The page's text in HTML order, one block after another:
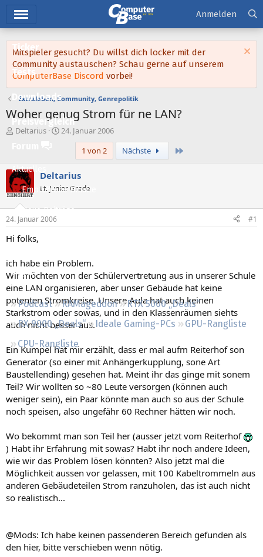
Ticker
Tests
Downloads
Preisvergleich
Aktuelles
Empfohlene Inhalte
Neue Beiträge
Regeln
Podcast RAMageddon
RTX 5000 „Deals“
RX 9000 „Deals“
Ideale Gaming-PCs
GPU-Rangliste
CPU-Rangliste
Anmelden
Mitspieler gesucht? Du willst dich locker mit der
Community austauschen? Schau gerne auf unserem
ComputerBase Discord vorbei!
Extraleben, Community, Genrepolitik
Woher genug Strom für ne LAN?
E
e
l
l
e
Deltarius
E
e
l
m
24. Januar 2006
1 von 2
Nächste
Deltarius
Lt. Junior Grade
24. Januar 2006 #1
Hi folks,
ich habe ein Problem.
Wir möchten von der Schülervertretung aus in unserer Schule
eine LAN organisieren, aber unser Gebäude hat keine
potenten Stromkreise. Unsere Aula hat auch keinen
Starkstrom oder sowas, und in den Klassenräumen siehts
auch nicht besser aus.
Ein Kumpel hat mir erzählt, dass er mal aufm Reiterhof son
Generator (so einer mit Anhängerkupplung, sone Art
Baustellending) gesehen hat. Meint ihr das ginge mit sonem
Teil? Wir wollten so ~80 Leute versorgen (können auch
weniger sein), ein Paar könnte man auch so aus der Schule
noch speisen, also ungefähr 60 Rechner hätten wir noch.
Wo bekommt man son Teil her (ausser jetzt vom Reiterhof
) Habt ihr Erfahrung mit sowas? Habt ihr noch andere Ideen,
wie wir das Problem lösen könnten? Also jetzt mal die
Möglichkeit aussen vor gelassen, mit 100 Kabeltrommeln aus
anderen Gebäudeteilen Strom ranzuholen, das ist auch nicht
so realistisch...
@Mods: Ich habe keinen passenderen Bereich gefunden als
den hier, bitte verschieben wenn nötig.